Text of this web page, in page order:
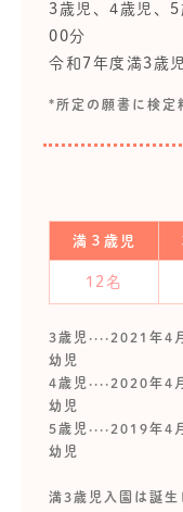
3歳児、4歳児、
00分
令和7年度満3歳
*所定の願書に検定
満３歳児
12名
3歳児····2021年
幼児
4歳児····2020年
幼児
5歳児····2019年
幼児
満3歳児入園は誕生